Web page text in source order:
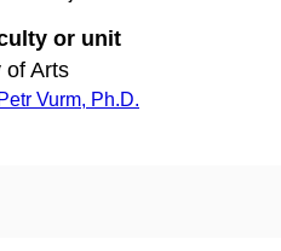
or unit
of Arts
Vurm, Ph.D.